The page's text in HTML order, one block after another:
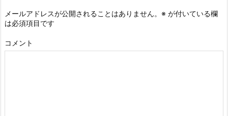
メールアドレスが公開されることはありません。 ※ が付いている欄
は必須項目です
コメント